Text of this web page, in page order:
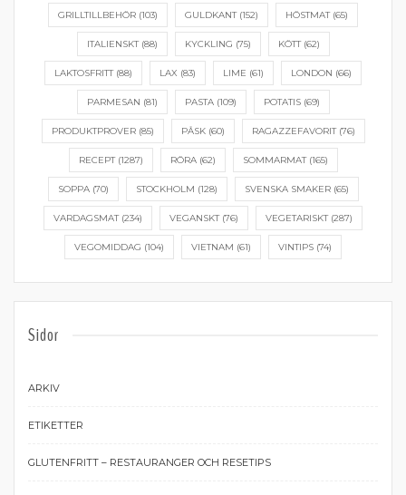
GRILLTILLBEHÖR (103) GULDKANT(152) HÖSTMAT(65)
ITALIENSKT(88) KYCKLING (75) KÖTT(62)
LAKTOSFRITT(88) LAX (83) LIME (61) LONDON (66)
PARMESAN (81) PASTA(109) POTATIS(69)
PRODUKTPROVER(85) PÅSK(60) RAGAZZEFAVORIT(76)
RECEPT(1287) RÖRA(62) SOMMARMAT(165)
SOPPA(70) STOCKHOLM (128) SVENSKA SMAKER(65)
VARDAGSMAT(234) VEGANSKT(76) VEGETARISKT(287)
VEGOMIDDAG (104) VIETNAM (61) VINTIPS (74)
Sidor
ARKIV
ETIKETTER
GLUTENFRITT – RESTAURANGER OCH RESETIPS